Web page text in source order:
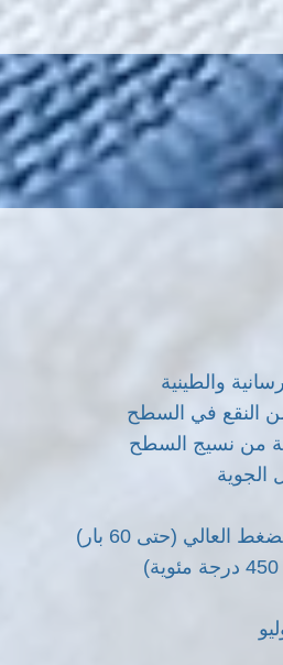
والطينية
من النقع في السطح
من نسيج السطح
الجوية
العالي (حتى 60 بار)